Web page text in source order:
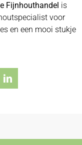
Fijnhouthandel is
voor
en een mooi stukje